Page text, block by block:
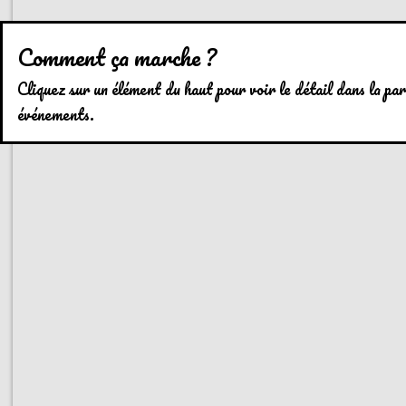
Comment ça marche ?
Cliquez sur un élément du haut pour voir le détail dans la
événements.